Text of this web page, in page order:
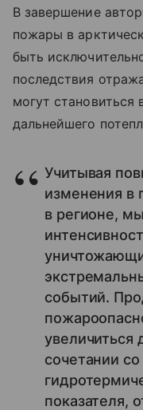
В завершение
пожары в
быть
последствия
могут становиться
дальнейшего
Учитывая
изменения в
в регионе,
событий.
увеличиться
сочетании
показателя,